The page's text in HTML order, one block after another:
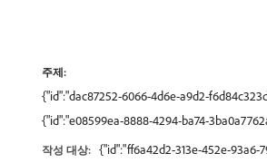
주제:
{"id":"dac87252-6066-4d6e-a9d2-
{"id":"e08599ea-8888-4294-ba74-
작성 대상: {"id":"ff6a42d2-313e-452e-93a6-